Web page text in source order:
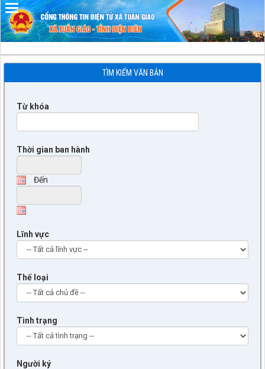
TÌM KIẾM VĂN BẢN
Từ khóa
Thời gian ban hành
Đến
Lĩnh vực
Thể loại
Tình trạng
Người ký
Đã kết nối EMC